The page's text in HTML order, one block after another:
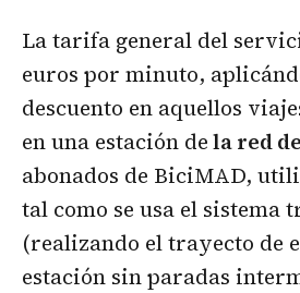
La tarifa general del
euros por minuto,
descuento en aquellos
en una estación dela red
abonados de BiciMAD,
tal como se usa el sistema
(realizando el trayecto de
estación sin paradas